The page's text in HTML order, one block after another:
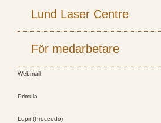
Lund Laser Centre
För medarbetare
Webmail
Primula
Lupin(Proceedo)